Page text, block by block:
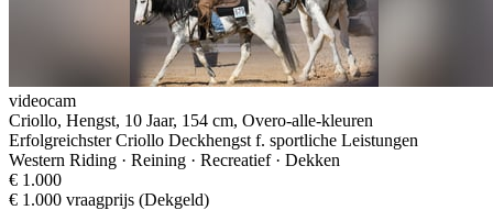
videocam
Criollo, Hengst, 10 Jaar, 154 cm, Overo-alle-kleuren
Erfolgreichster Criollo Deckhengst f. sportliche Leistungen
Western Riding · Reining · Recreatief · Dekken
€ 1.000
€ 1.000 vraagprijs (Dekgeld)